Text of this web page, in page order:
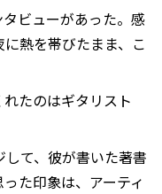
ビューがあった。感
熱を帯びたまま、こ
たのはギタリスト
て、彼が書いた著書
た印象は、アーティ